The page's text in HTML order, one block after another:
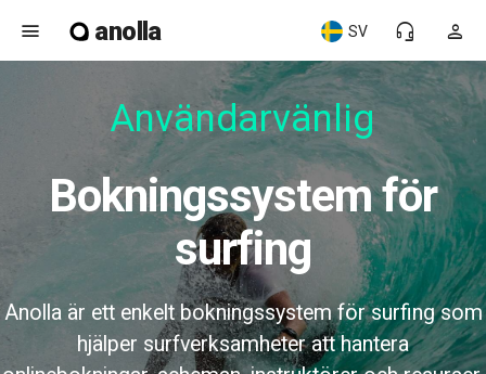
menu anolla person
headset_mic
SV
Användarvänlig
Bokningssystem för
surfing
Anolla är ett enkelt bokningssystem för surfing som
hjälper surfverksamheter att hantera